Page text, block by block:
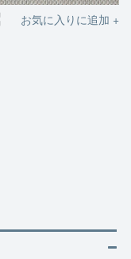
お気に入りに追加 +